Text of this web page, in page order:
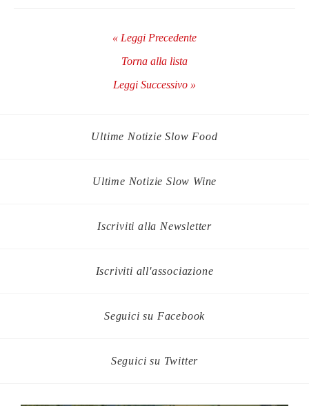
« Leggi Precedente
Torna alla lista
Leggi Successivo »
Ultime Notizie Slow Food
Ultime Notizie Slow Wine
Iscriviti alla Newsletter
Iscriviti all'associazione
Seguici su Facebook
Seguici su Twitter